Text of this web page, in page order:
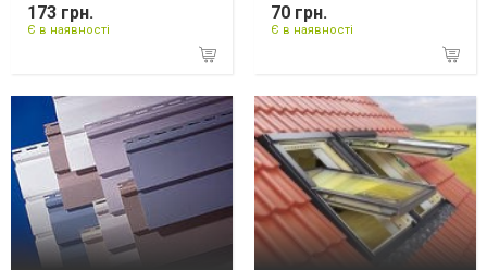
173 грн.
Є в наявності
70 грн.
Є в наявності